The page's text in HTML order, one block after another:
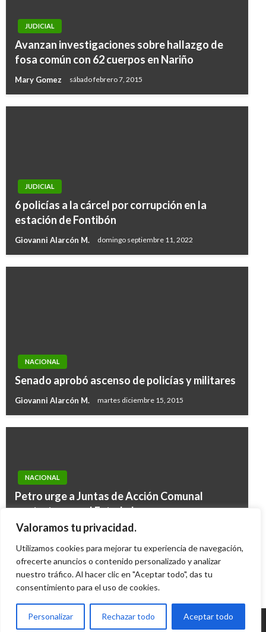
Valoramos tu privacidad.
Utilizamos cookies para mejorar tu experiencia de navegación,
ofrecerte anuncios o contenido personalizado y analizar
nuestro tráfico. Al hacer clic en "Aceptar todo", das tu
consentimiento para el uso de cookies.
Personalizar Rechazar todo Aceptar todo
JUDICIAL
Avanzan investigaciones sobre hallazgo de
fosa común con 62 cuerpos en Nariño
Mary Gomez sábado febrero 7, 2015
JUDICIAL
6 policías a la cárcel por corrupción en la
estación de Fontibón
Giovanni Alarcón M. domingo septiembre 11, 2022
NACIONAL
Senado aprobó ascenso de policías y militares
Giovanni Alarcón M. martes diciembre 15, 2015
NACIONAL
Petro urge a Juntas de Acción Comunal
contratar con el Estado los recursos
disponibles para el programa de Ollas
Ariel Cabrera domingo diciembre 4, 2022
© Radio Santa Fe 1070 am